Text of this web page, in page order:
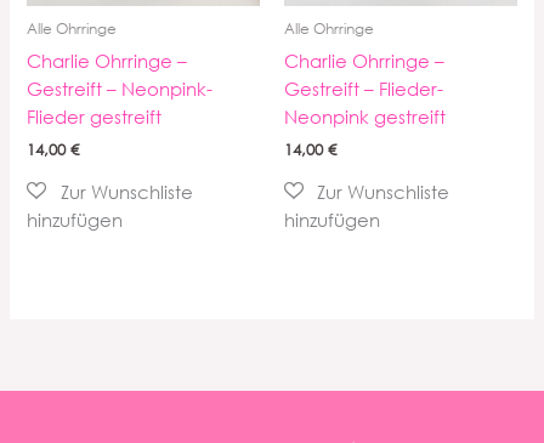
Alle Ohrringe
Charlie Ohrringe –
Gestreift – Neonpink-
Flieder gestreift
14,00€
Alle Ohrringe
Charlie Ohrringe –
Gestreift – Flieder-
Neonpink gestreift
14,00€